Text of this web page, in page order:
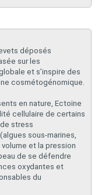
déposés
sur les
et s’inspire des
cosmétogénomique.
en nature, Ectoïne
cellulaire de certains
stress
sous-marines,
et la pression
de se défendre
oxydantes et
du